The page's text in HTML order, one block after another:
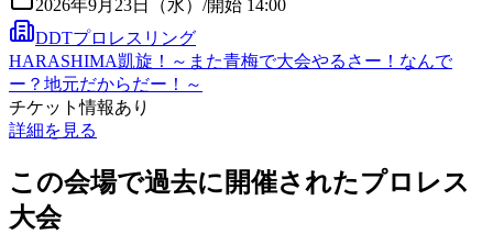
2026年9月23日（水） /開始 14:00
DDTプロレスリング
HARASHIMA凱旋！～また青梅で大会やるさー！なんで
ー？地元だからだー！～
チケット情報あり
詳細を見る
この会場で過去に開催されたプロレス
大会